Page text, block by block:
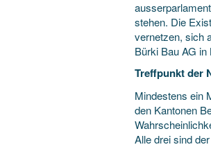
stehen. Die
vernetzen, sich
Bürki Bau AG
Treffpunkt der
Mindestens ein
den Kantonen
Alle drei sind